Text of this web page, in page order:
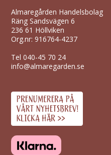
Almaregården Handelsbolag
Räng Sandsvägen 6
236 61 Höllviken
Org.nr: 916764-4237
Tel040-45 70 24
info@almaregarden.se